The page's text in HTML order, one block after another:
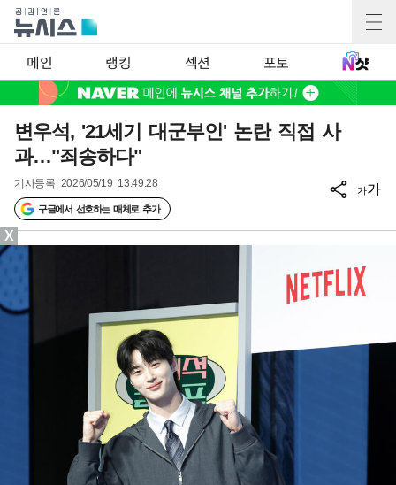
메인 랭킹 섹션 포토
변우석, '21세기 대군부인' 논란 직접 사
과…"죄송하다"
기사등록 2026/05/19 13:49:28
구글에서 선호하는 매체로 추가
가가
X